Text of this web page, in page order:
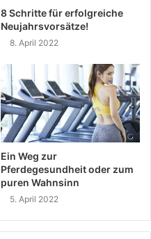
8 Schritte für erfolgreiche
Neujahrsvorsätze!
8. April 2022
Ein Weg zur
Pferdegesundheit oder zum
puren Wahnsinn
5. April 2022